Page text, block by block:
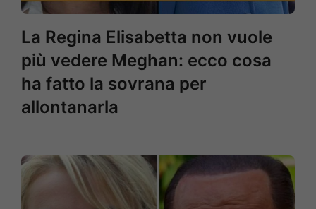
La Regina Elisabetta non vuole
più vedere Meghan: ecco cosa
ha fatto la sovrana per
allontanarla